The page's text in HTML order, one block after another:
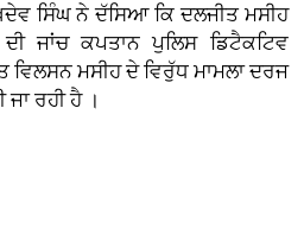
ਸਿੰਘ ਨੇ ਦੱਸਿਆ ਕਿ ਦਲਜੀਤ ਮਸੀਹ
ਜਾਂਚ ਕਪਤਾਨ ਪੁਲਿਸ ਡਿਟੈਕਟਿਵ
ਮਸੀਹ ਦੇ ਵਿਰੁੱਧ ਮਾਮਲਾ ਦਰਜ
ਰਹੀ ਹੈ ।